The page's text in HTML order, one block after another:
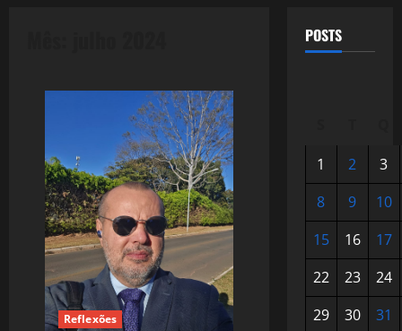
Reflexões
POSTS
1
2
3
8
9
10
15
16
17
22
23
24
29
30
31